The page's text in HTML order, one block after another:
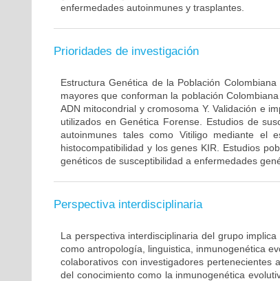
enfermedades autoinmunes y trasplantes.
Prioridades de investigación
Estructura Genética de la Población
mayores que conforman la población
ADN mitocondrial y cromosoma Y. Validación e
utilizados en Genética Forense. Estudios de
autoinmunes tales como Vitiligo mediante el
histocompatibilidad y los genes KIR. Estudios
genéticos de susceptibilidad a enfermedades
Perspectiva interdisciplinaria
La perspectiva interdisciplinaria del grupo
como antropología, linguistica, inmunogenética
colaborativos con investigadores
del conocimiento como la inmunogenética